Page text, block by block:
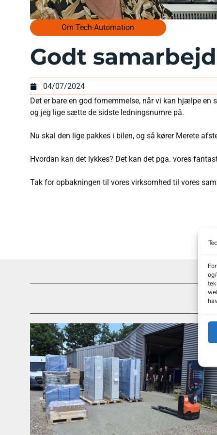
Om Tech-Automation
Godt
04/07/2024
Det er bare en god fornemmelse, når vi kan hjælpe
og jeg lige sætte de sidste ledningsnumre på.
Nu skal den lige pakkes i bilen, og så kører Merete
Hvordan kan det lykkes? Det kan det pga. vores
Tak for opbakningen til vores virksomhed til vores